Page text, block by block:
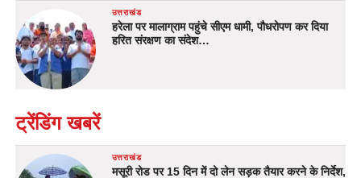
उत्तराखंड
हरेला पर मालाग्राम पहुंचे सीएम धामी, पौधरोपण कर दिया
हरित संरक्षण का संदेश…
ट्रेंडिंग खबरें
उत्तराखंड
मसूरी रोड पर 15 दिन में दो लेन सड़क तैयार करने के निर्देश,